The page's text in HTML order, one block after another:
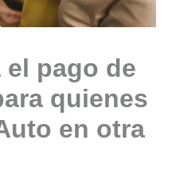
el pago de
quienes
en otra